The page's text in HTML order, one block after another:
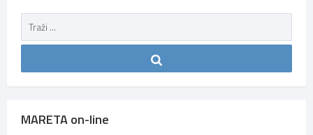
MARETA on-line